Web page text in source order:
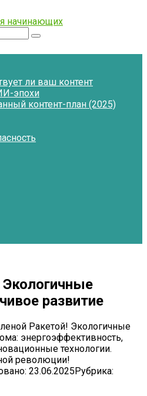
ли ваш контент
эпохи
контент-план (2025)
развитие
Ракетой! Экологичные
энергоэффективность,
технологии.
революции!
23.06.2025Рубрика: